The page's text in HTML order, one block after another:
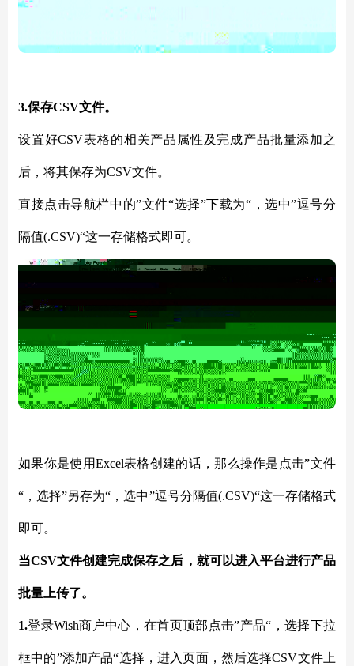
3.保存CSV文件。
设置好CSV表格的相关产品属性及完成产品批量添加之
后，将其保存为CSV文件。
直接点击导航栏中的”文件“选择”下载为“，选中”逗号分
隔值(.CSV)“这一存储格式即可。
如果你是使用Excel表格创建的话，那么操作是点击”文件
“，选择”另存为“，选中”逗号分隔值(.CSV)“这一存储格式
即可。
当CSV文件创建完成保存之后，就可以进入平台进行产品
批量上传了。
1.登录Wish商户中心，在首页顶部点击”产品“，选择下拉
框中的”添加产品“选择，进入页面，然后选择CSV文件上